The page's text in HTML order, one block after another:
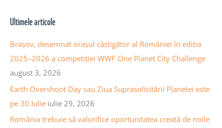
r
c
h
f
o
r
:
Ultimele articole
Brașov, desemnat orașul câștigător al României în ediția
2025–2026 a competiției WWF One Planet City Challenge
august 3, 2026
Earth Overshoot Day sau Ziua Suprasolicitării Planetei este
pe 30 Iulie iulie 29, 2026
România trebuie să valorifice oportunitatea creată de noile
i
t
i
c